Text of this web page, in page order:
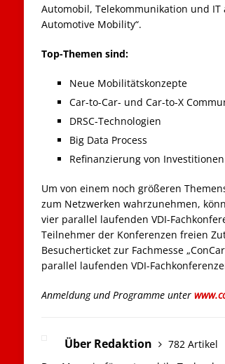
Automobil, Telekommunikation und
Automotive Mobility“.
Top-Themen sind:
Neue Mobilitätskonzepte
Car-to-Car- und Car-to-X
DRSC-Technologien
Big Data Process
Refinanzierung von
Um von einem noch größeren
zum Netzwerken wahrzunehmen,
vier parallel laufenden VDI-
Teilnehmer der Konferenzen freien
Besucherticket zur Fachmesse
parallel laufenden VDI-
Anmeldung und Programme unter
Über Redaktion
782 Artikel